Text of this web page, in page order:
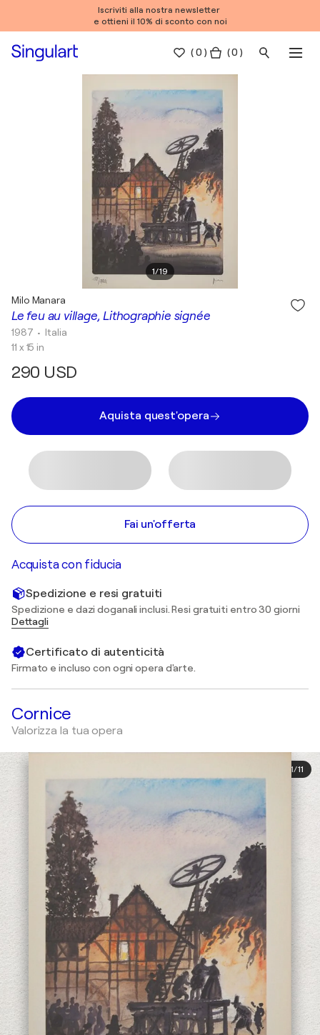
Iscriviti alla nostra newsletter
e ottieni il 10% di sconto con noi
(0 ) ( 0 )
1/19
Le feu au village, Lithographie signée
Milo Manara
1987 • Italia
11 x 15 in
290 USD
Aquista quest'opera
Fai un'offerta
Acquista con fiducia
Spedizione e resi gratuiti
Spedizione e dazi doganali inclusi. Resi gratuiti entro 30 giorni
Dettagli
Certificato di autenticità
Firmato e incluso con ogni opera d'arte.
Cornice
Valorizza la tua opera
1/11